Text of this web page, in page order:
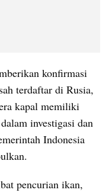
konfirmasi
terdaftar di Rusia,
kapal memiliki
investigasi dan
Indonesia
pencurian ikan,